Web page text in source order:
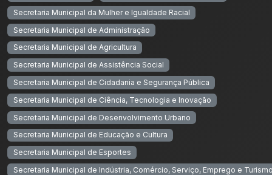
Secretaria Municipal da Mulher e Igualdade Racial
Secretaria Municipal de Administração
Secretaria Municipal de Agricultura
Secretaria Municipal de Assistência Social
Secretaria Municipal de Cidadania e Segurança Pública
Secretaria Municipal de Ciência, Tecnologia e Inovação
Secretaria Municipal de Desenvolvimento Urbano
Secretaria Municipal de Educação e Cultura
Secretaria Municipal de Esportes
Secretaria Municipal de Indústria, Comércio, Serviço, Emprego e